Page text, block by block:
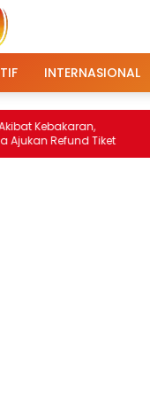
INTERNASIONAL
Tiket